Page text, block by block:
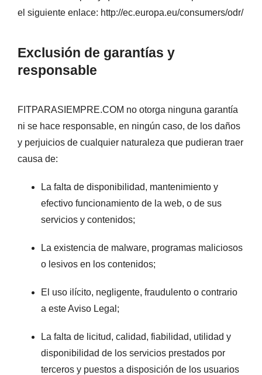
el siguiente enlace: http://ec.europa.eu/consumers/odr/
Exclusión de garantías y
responsable
FITPARASIEMPRE.COM no otorga ninguna garantía
ni se hace responsable, en ningún caso, de los daños
y perjuicios de cualquier naturaleza que pudieran traer
causa de:
La falta de disponibilidad, mantenimiento y
efectivo funcionamiento de la web, o de sus
servicios y contenidos;
La existencia de malware, programas maliciosos
o lesivos en los contenidos;
El uso ilícito, negligente, fraudulento o contrario
a este Aviso Legal;
La falta de licitud, calidad, fiabilidad, utilidad y
disponibilidad de los servicios prestados por
terceros y puestos a disposición de los usuarios